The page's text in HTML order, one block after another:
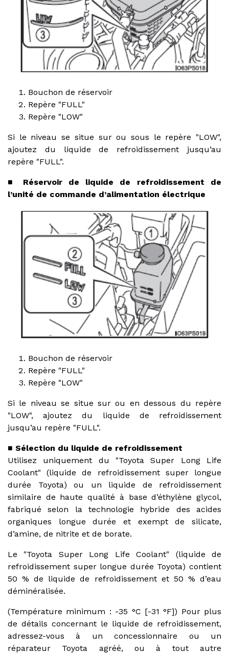
Bouchon de réservoir
Repère "FULL"
Repère "LOW"
Si le niveau se situe sur ou sous le repère "LOW",
ajoutez du liquide de refroidissement jusqu’au
repère "FULL".
■ Réservoir de liquide de refroidissement de
l’unité de commande d’alimentation électrique
Bouchon de réservoir
Repère "FULL"
Repère "LOW"
Si le niveau se situe sur ou en dessous du repère
"LOW", ajoutez du liquide de refroidissement
jusqu’au repère "FULL".
■ Sélection du liquide de refroidissement
Utilisez uniquement du "Toyota Super Long Life
Coolant" (liquide de refroidissement super longue
durée Toyota) ou un liquide de refroidissement
similaire de haute qualité à base d’éthylène glycol,
fabriqué selon la technologie hybride des acides
organiques longue durée et exempt de silicate,
d’amine, de nitrite et de borate.
Le "Toyota Super Long Life Coolant" (liquide de
refroidissement super longue durée Toyota) contient
50 % de liquide de refroidissement et 50 % d’eau
déminéralisée.
(Température minimum : -35 °C [-31 °F]) Pour plus
de détails concernant le liquide de refroidissement,
adressez-vous à un concessionnaire ou un
réparateur Toyota agréé, ou à tout autre